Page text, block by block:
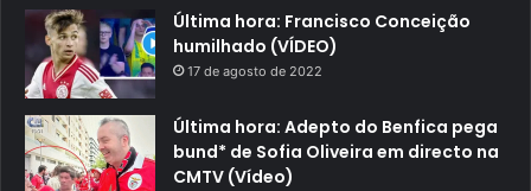
Última hora: Francisco Conceição
humilhado (VÍDEO)
17 de agosto de 2022
Última hora: Adepto do Benfica pega
bund* de Sofia Oliveira em directo na
CMTV (Vídeo)